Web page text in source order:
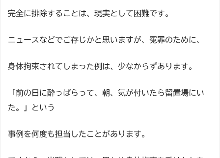
完全に排除することは、現実として困難です。
ニュースなどでご存じかと思いますが、冤罪のために、
身体拘束されてしまった例は、少なからずあります。
「前の日に酔っぱらって、朝、気が付いたら留置場にい
た。」という
事例を何度も担当したことがあります。